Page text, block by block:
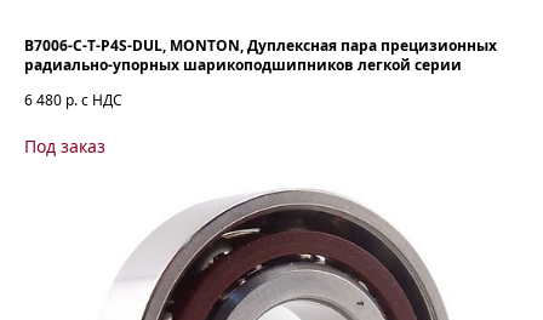
B7006-C-T-P4S-DUL, MONTON, Дуплексная пара прецизионных
радиально-упорных шарикоподшипников легкой серии
6 480 р. с НДС